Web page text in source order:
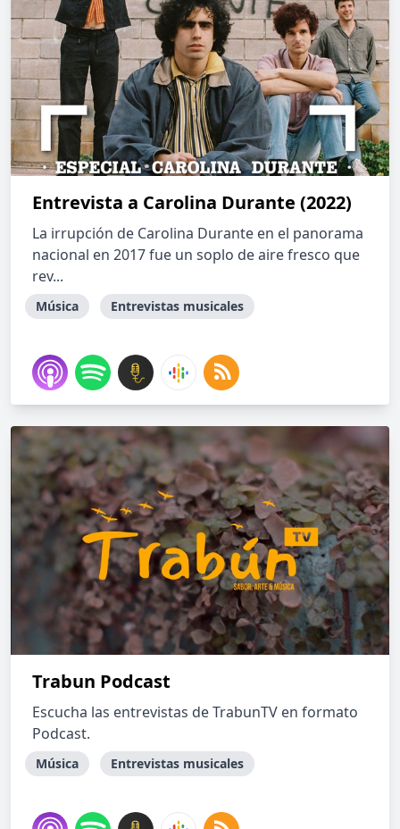
Entrevista a Carolina Durante (2022)
La irrupción de Carolina Durante en el panorama
nacional en 2017 fue un soplo de aire fresco que
rev...
Música Entrevistas musicales
Trabun Podcast
Escucha las entrevistas de TrabunTV en formato
Podcast.
Música Entrevistas musicales